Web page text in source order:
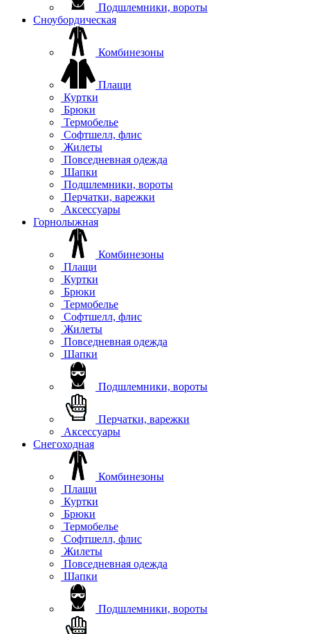
Подшлемники, вороты
Сноубордическая
Комбинезоны
Плащи
Куртки
Брюки
Термобелье
Софтшелл, флис
Жилеты
Повседневная одежда
Шапки
Подшлемники, вороты
Перчатки, варежки
Аксессуары
Горнолыжная
Комбинезоны
Плащи
Куртки
Брюки
Термобелье
Софтшелл, флис
Жилеты
Повседневная одежда
Шапки
Подшлемники, вороты
Перчатки, варежки
Аксессуары
Снегоходная
Комбинезоны
Плащи
Куртки
Брюки
Термобелье
Софтшелл, флис
Жилеты
Повседневная одежда
Шапки
Подшлемники, вороты